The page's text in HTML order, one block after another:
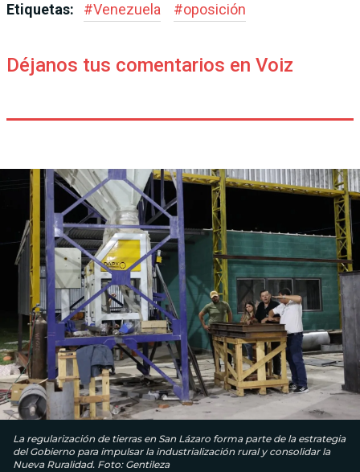
Etiquetas: #Venezuela #oposición
Déjanos tus comentarios en Voiz
La regularización de tierras en San Lázaro forma parte de la estrategia
del Gobierno para impulsar la industrialización rural y consolidar la
Nueva Ruralidad. Foto: Gentileza